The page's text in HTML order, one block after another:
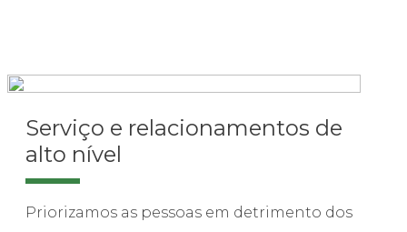
Serviço e relacionamentos de
alto nível
Priorizamos as pessoas em detrimento dos